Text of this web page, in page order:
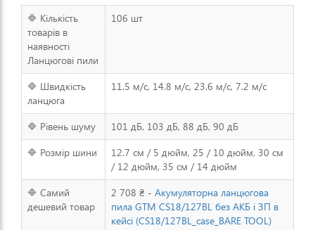
🔷 Кількість
товарів в
наявності
Ланцюгові пили
106 шт
🔷 Швидкість
ланцюга
11.5 м/с, 14.8 м/с, 23.6 м/с, 7.2 м/с
🔷 Рівень шуму
101 дБ, 103 дБ, 88 дБ, 90 дБ
🔷 Розмір шини
12.7 см / 5 дюйм, 25 / 10 дюйм, 30 см
/ 12 дюйм, 35 см / 14 дюйм
🔷 Самий
дешевий товар
2 708 ₴ - Акумуляторна ланцюгова
пила GTM CS18/127BL без АКБ і ЗП в
кейсі (CS18/127BL_case_BARE TOOL)